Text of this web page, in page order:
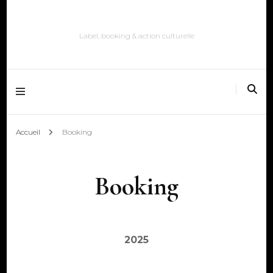
Label, booking & action culturelle
Accueil Booking
Booking
2025